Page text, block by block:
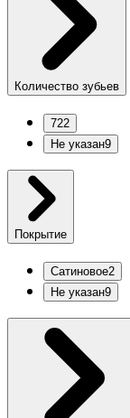
Количество зубьев
722
Не указан9
Покрытие
Сатиновое2
Не указан9